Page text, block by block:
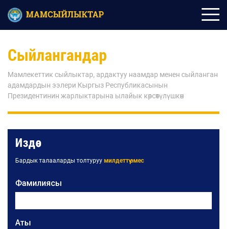
Сыйлангандар
Мамлекеттик сыйлыктар, ардактуу наамдар менен сыйланган
адамдардын ээлери Кыргыз Республикасынын
Президентинин жарлыктарына ылайык көрсөтүлүшкөн
Издөө
Бардык талааларды толтуруу милдеттүү эмес
Фамилиясы
Аты